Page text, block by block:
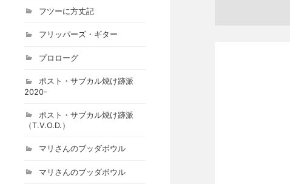
フツーに方丈記
フリッパーズ・ギター
プロローグ
ポスト・サブカル焼け跡派
2020-
ポスト・サブカル焼け跡派
（T.V.O.D.）
マリさんのブッダボウル
マリさんのブッダボウル